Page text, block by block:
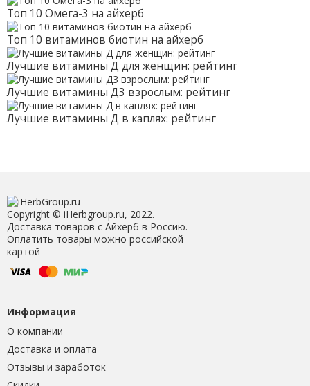
Топ 10 Омега-3 на айхерб
Топ 10 витаминов биотин на айхерб
Лучшие витамины Д для женщин: рейтинг
Лучшие витамины Д3 взрослым: рейтинг
Лучшие витамины Д в каплях: рейтинг
Copyright © iHerbgroup.ru, 2022.
Доставка товаров с Айхерб в Россию.
Оплатить товары можно российской
картой
Информация
О компании
Доставка и оплата
Отзывы и заработок